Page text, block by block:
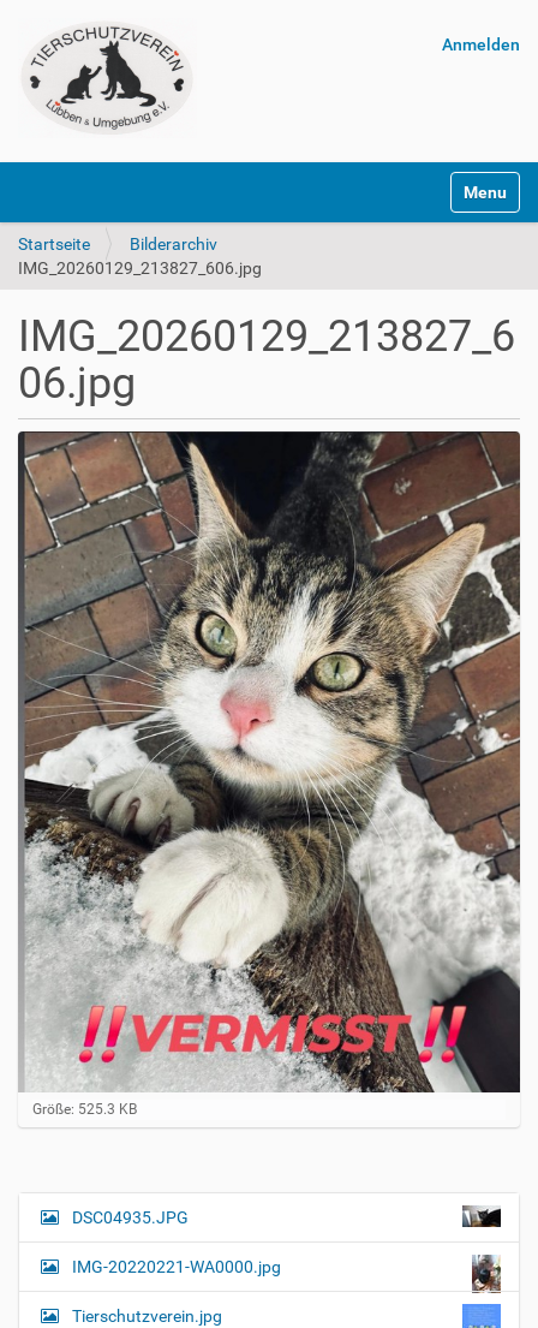
Anmelden
Startseite
Bilderarchiv
IMG_20260129_213827_606.jpg
IMG_20260129_213827_6
06.jpg
Z
e
i
Größe: 525.3 KB
N
v
i
DSC04935.JPG
IMG-20220221-WA0000.jpg
Tierschutzverein.jpg